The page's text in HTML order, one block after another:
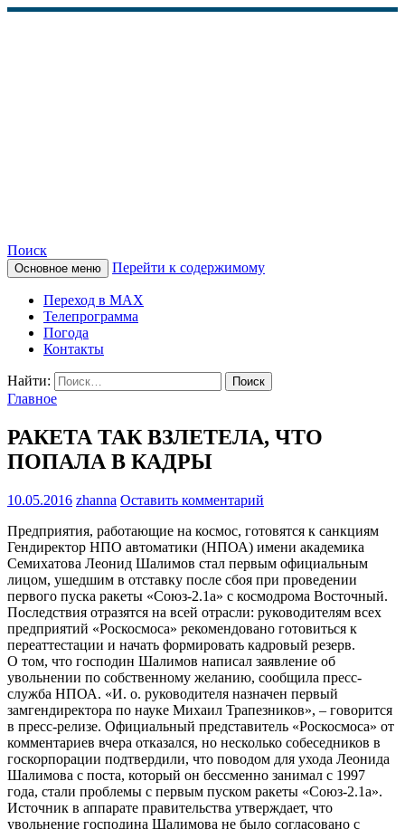
КАМЧАТСКОЕ
ИНФОРМАЦИОННОЕ
АГЕНТСТВО (КИА
«ВЕСТИ»)
Поиск
Основное меню Перейти к содержимому
Переход в MAX
Телепрограмма
Погода
Контакты
Найти:
Главное
РАКЕТА ТАК ВЗЛЕТЕЛА, ЧТО
ПОПАЛА В КАДРЫ
10.05.2016 zhanna Оставить комментарий
Предприятия, работающие на космос, готовятся к санкциям
Гендиректор НПО автоматики (НПОА) имени академика
Семихатова Леонид Шалимов стал первым официальным
лицом, ушедшим в отставку после сбоя при проведении
первого пуска ракеты «Союз-2.1а» с космодрома Восточный.
Последствия отразятся на всей отрасли: руководителям всех
предприятий «Роскосмоса» рекомендовано готовиться к
переаттестации и начать формировать кадровый резерв.
О том, что господин Шалимов написал заявление об
увольнении по собственному желанию, сообщила пресс-
служба НПОА. «И. о. руководителя назначен первый
замгендиректора по науке Михаил Трапезников», – говорится
в пресс-релизе. Официальный представитель «Роскосмоса» от
комментариев вчера отказался, но несколько собеседников в
госкорпорации подтвердили, что поводом для ухода Леонида
Шалимова с поста, который он бессменно занимал с 1997
года, стали проблемы с первым пуском ракеты «Союз-2.1а».
Источник в аппарате правительства утверждает, что
увольнение господина Шалимова не было согласовано с